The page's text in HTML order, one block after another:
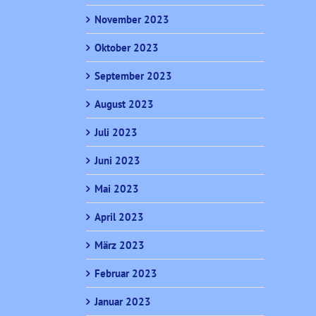
November 2023
Oktober 2023
September 2023
August 2023
Juli 2023
Juni 2023
Mai 2023
April 2023
März 2023
Februar 2023
Januar 2023